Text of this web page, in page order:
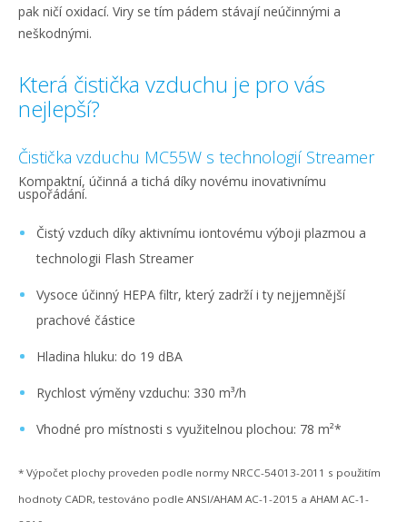
pak ničí oxidací. Viry se tím pádem stávají neúčinnými a
neškodnými.
Která čistička vzduchu je pro vás
nejlepší?
Čistička vzduchu MC55W s technologií Streamer
Kompaktní, účinná a tichá díky novému inovativnímu
uspořádání.
Čistý vzduch díky aktivnímu iontovému výboji plazmou a
technologii Flash Streamer
Vysoce účinný HEPA filtr, který zadrží i ty nejjemnější
prachové částice
Hladina hluku: do 19 dBA
Rychlost výměny vzduchu: 330 m³/h
Vhodné pro místnosti s využitelnou plochou: 78 m²*
* Výpočet plochy proveden podle normy NRCC-54013-2011 s použitím
hodnoty CADR, testováno podle ANSI/AHAM AC-1-2015 a AHAM AC-1-